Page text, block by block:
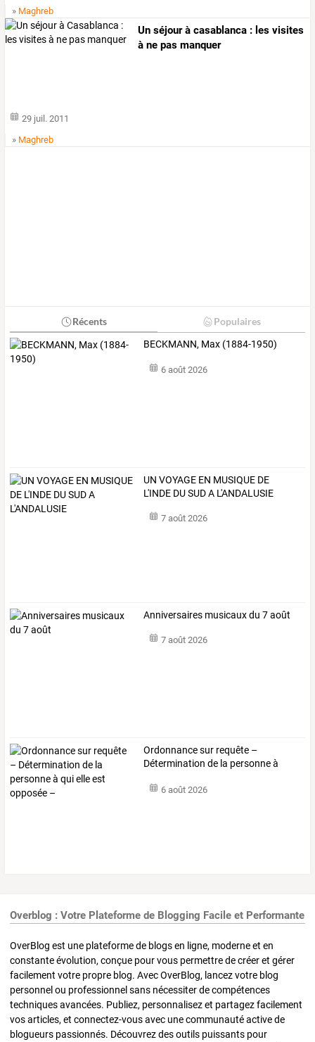
» Maghreb
Un séjour à casablanca : les visites
à ne pas manquer
29 juil. 2011
» Maghreb
Récents Populaires
BECKMANN, Max (1884-1950)
6 août 2026
UN VOYAGE EN MUSIQUE DE
L'INDE DU SUD A L'ANDALUSIE
7 août 2026
Anniversaires musicaux du 7 août
7 août 2026
Ordonnancesur requête –
Détermination de la personneà
6 août 2026
Overblog : Votre Plateforme de Blogging Facile et Performante
OverBlog est une plateforme de blogs en ligne, moderne et en
constante évolution, conçue pour vous permettre de créer et gérer
facilement votre propre blog. Avec OverBlog, lancez votre blog
personnel ou professionnel sans nécessiter de compétences
techniques avancées. Publiez, personnalisez et partagez facilement
vos articles, et connectez-vous avec une communauté active de
blogueurs passionnés. Découvrez des outils puissants pour